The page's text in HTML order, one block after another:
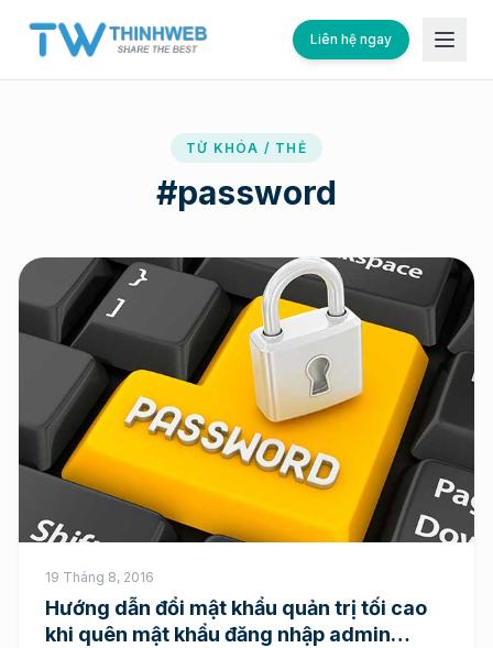
Liên hệ ngay
TỪ KHÓA / THẺ
#password
19 Tháng 8, 2016
Hướng dẫn đổi mật khẩu quản trị tối cao
khi quên mật khẩu đăng nhập admin